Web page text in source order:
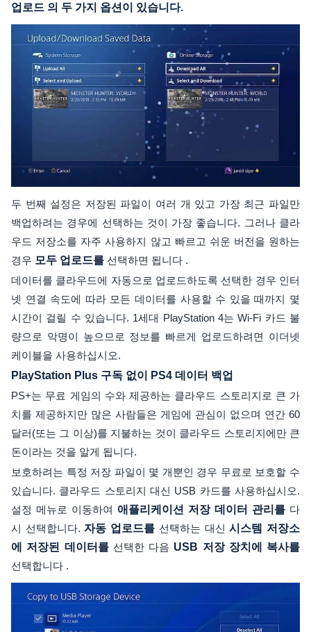
업로드 의 두 가지 옵션이 있습니다.
두 번째 설정은 저장된 파일이 여러 개 있고 가장 최근 파일만
백업하려는 경우에 선택하는 것이 가장 좋습니다. 그러나 클라
우드 저장소를 자주 사용하지 않고 빠르고 쉬운 버전을 원하는
경우 모두 업로드를 선택하면 됩니다 .
데이터를 클라우드에 자동으로 업로드하도록 선택한 경우 인터
넷 연결 속도에 따라 모든 데이터를 사용할 수 있을 때까지 몇
시간이 걸릴 수 있습니다. 1세대 PlayStation 4는 Wi-Fi 카드 불
량으로 악명이 높으므로 정보를 빠르게 업로드하려면 이더넷
케이블을 사용하십시오.
PlayStation Plus 구독 없이 PS4 데이터 백업
PS+는 무료 게임의 수와 제공하는 클라우드 스토리지로 큰 가
치를 제공하지만 많은 사람들은 게임에 관심이 없으며 연간 60
달러(또는 그 이상)를 지불하는 것이 클라우드 스토리지에만 큰
돈이라는 것을 알게 됩니다.
보호하려는 특정 저장 파일이 몇 개뿐인 경우 무료로 보호할 수
있습니다. 클라우드 스토리지 대신 USB 카드를 사용하십시오.
설정 메뉴로 이동하여 애플리케이션 저장 데이터 관리를 다
시 선택합니다.자동 업로드를 선택하는 대신시스템 저장소
에 저장된 데이터를선택한 다음 USB 저장 장치에 복사를
선택합니다 .